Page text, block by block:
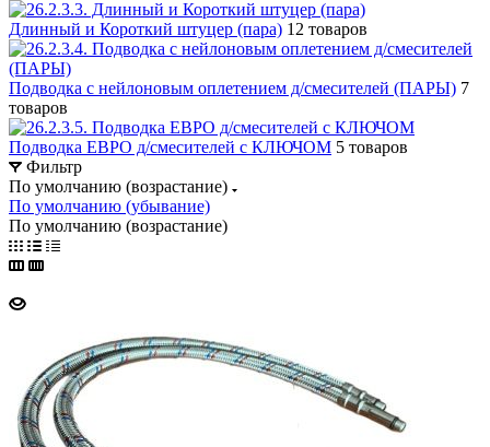
Длинный и Короткий штуцер (пара) 12 товаров
Подводка с нейлоновым оплетением д/смесителей (ПАРЫ) 7
товаров
Подводка ЕВРО д/смесителей с КЛЮЧОМ 5 товаров
Фильтр
По умолчанию (возрастание)
По умолчанию (убывание)
По умолчанию (возрастание)